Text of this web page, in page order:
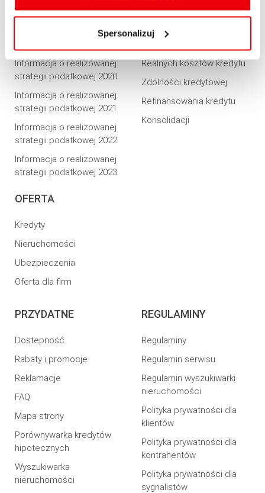
usuwania z przeglądarki internetowej, znajdują się
Spersonalizuj
Informacja o realizowanej
strategii podatkowej 2020
Informacja o realizowanej
strategii podatkowej 2021
Informacja o realizowanej
strategii podatkowej 2022
Informacja o realizowanej
strategii podatkowej 2023
OFERTA
Kredyty
Nieruchomości
Ubezpieczenia
Oferta dla firm
Realnych kosztów kredytu
Zdolności kredytowej
Refinansowania kredytu
Konsolidacji
PRZYDATNE
Dostepność
Rabaty i promocje
Reklamacje
FAQ
Mapa strony
Porównywarka kredytów
hipotecznych
Wyszukiwarka
nieruchomości
REGULAMINY
Regulaminy
Regulamin serwisu
Regulamin wyszukiwarki
nieruchomości
Polityka prywatności dla
klientów
Polityka prywatności dla
kontrahentów
Polityka prywatności dla
sygnalistów